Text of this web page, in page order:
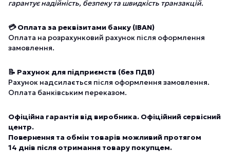
гарантує надійність, безпеку та швидкість транзакцій.
💳 Оплата за реквізитами банку (IBAN)
Оплата на розрахунковий рахунок після оформлення
замовлення.
📝 Рахунок для підприємств (без ПДВ)
Рахунок надсилається після оформлення замовлення.
Оплата банківським переказом.
Офіційна гарантія від виробника. Офіційний сервісний
центр.
Повернення та обмін товарів можливий протягом
14 днів після отримання товару покупцем.